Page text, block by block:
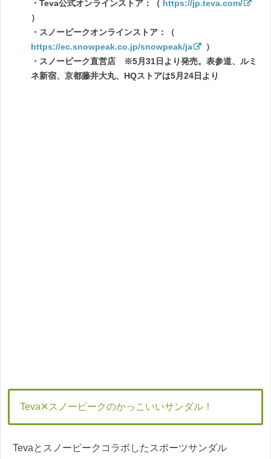
・Teva公式オンラインストア：（ https://jp.teva.com/
）
・スノーピークオンラインストア：（
https://ec.snowpeak.co.jp/snowpeak/ja
）
・スノーピーク直営店 ※5月31日より発売。表参道、ルミ
ネ新宿、京都藤井大丸、HQストアは5月24日より
Teva✕スノーピークのかっこいいサンダル！
Tevaとスノーピークコラボしたスポーツサンダル